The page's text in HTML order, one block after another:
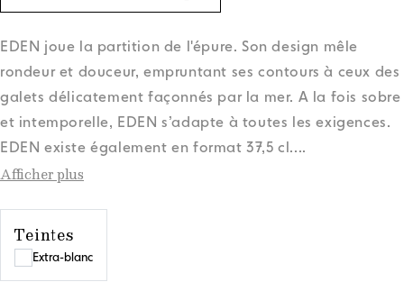
EDEN joue la partition de l'épure. Son design mêle
rondeur et douceur, empruntant ses contours à ceux des
galets délicatement façonnés par la mer. A la fois sobre
et intemporelle, EDEN s’adapte à toutes les exigences.
EDEN existe également en format 37,5 cl....
Afficher plus
Teintes
Extra-blanc